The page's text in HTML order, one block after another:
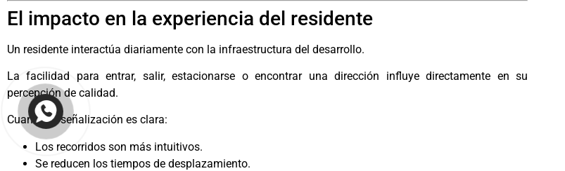
El impacto en la experiencia del residente
Un residente interactúa diariamente con la infraestructura del desarrollo.
La facilidad para entrar, salir, estacionarse o encontrar una dirección influye directamente en su
percepción de calidad.
Cuando la señalización es clara:
Los recorridos son más intuitivos.
Se reducen los tiempos de desplazamiento.